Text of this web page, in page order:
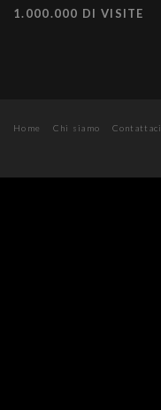
1.000.000 DI VISITE
Home Chi siamo Contattaci